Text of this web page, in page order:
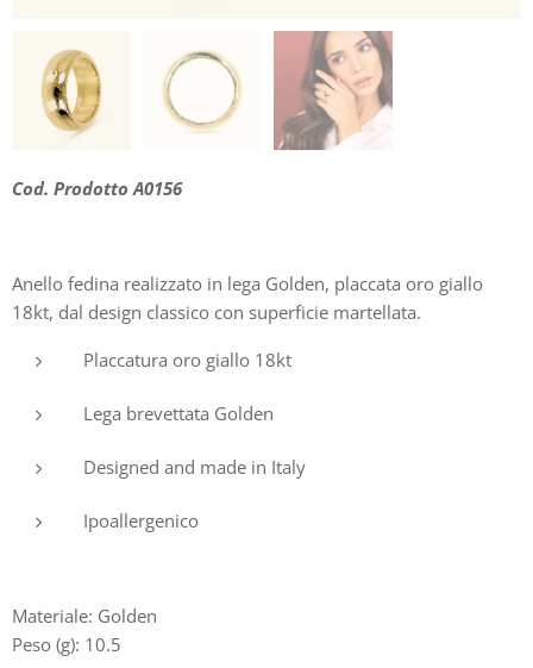
Cod. Prodotto A0156
Anello fedina realizzato in lega Golden, placcata oro giallo
18kt, dal design classico con superficie martellata.
Placcatura oro giallo 18kt
Lega brevettata Golden
Designed and made in Italy
Ipoallergenico
Materiale: Golden
Peso (g): 10.5